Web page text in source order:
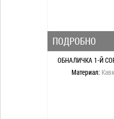
ПОДРОБНО
ОБНАЛИЧКА 1-Й
Материал: